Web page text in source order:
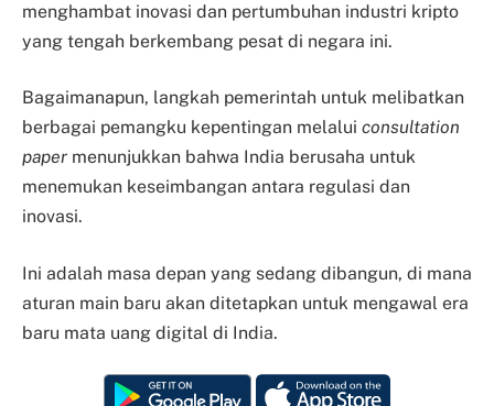
menghambat inovasi dan pertumbuhan industri kripto
yang tengah berkembang pesat di negara ini.
Bagaimanapun, langkah pemerintah untuk melibatkan
berbagai pemangku kepentingan melalui consultation
paper menunjukkan bahwa India berusaha untuk
menemukan keseimbangan antara regulasi dan
inovasi.
Ini adalah masa depan yang sedang dibangun, di mana
aturan main baru akan ditetapkan untuk mengawal era
baru mata uang digital di India.